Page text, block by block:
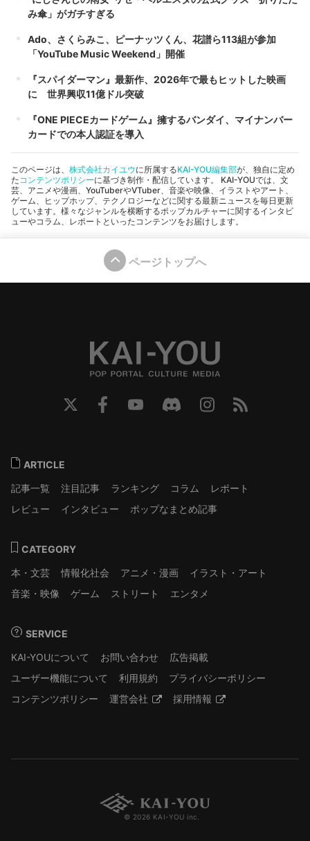
み傘」がガチすぎる
Ado、さくらみこ、ピーナッツくん、花譜ら113組が参加
「YouTube Music Weekend」開催
『スパイダーマン』最新作、2026年で最もヒットした映画
に 世界興収11億ドル突破
『ONE PIECEカードゲーム』擁するバンダイ、マイナンバー
カードでの本人認証を導入
このページは、 株式会社カイユウに所属するKAI-YOU編集部が、独自に定め
た コンテンツポリシーに基づき制作・配信しています。 KAI-YOUでは、文
芸、アニメや漫画、YouTuberやVTuber、音楽や映像、イラストやアート、
ゲーム、ヒップホップ、テクノロジーなどに関する最新ニュースを毎日更新
しています。様々なジャンルを横断するポップカルチャーに関するインタビ
ューやコラム、レポートといったコンテンツをお届けします。
ページトップへ
ARTICLE
記事一覧
注目記事 ランキング コラム
レポート
レビュー
インタビュー ポップなまとめ記事
CATEGORY
本・文芸
情報化社会 アニメ・漫画
イラスト・アート
音楽・映像
ゲーム ストリート エンタメ
SERVICE
KAI-YOUについて
お問い合わせ
広告掲載
ユーザー機能について
利用規約
プライバシーポリシー
コンテンツポリシー
運営会社 採用情報
© 2026 KAI-YOU inc.